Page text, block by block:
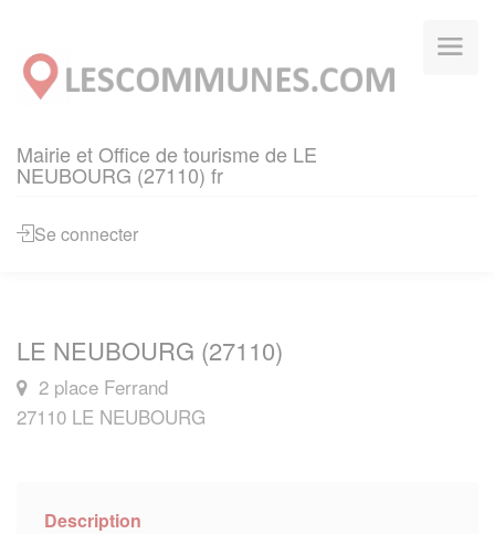
Mairie et Office de tourisme de LE
NEUBOURG (27110) fr
Se connecter
LE NEUBOURG (27110)
2 place Ferrand
27110 LE NEUBOURG
Description